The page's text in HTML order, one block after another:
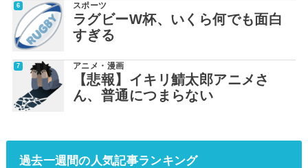
スポーツ
ラグビーW杯、いくら何でも面白
すぎる
アニメ・漫画
【悲報】イキリ鯖太郎アニメさ
ん、普通につまらない
過去一週間の人気記事ランキング